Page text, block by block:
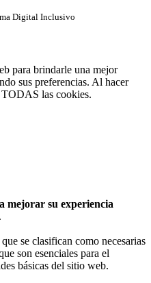
Digital Inclusivo
para brindarle una mejor
sus preferencias. Al hacer
las cookies.
mejorar su experiencia
.
se clasifican como necesarias
son esenciales para el
básicas del sitio web.